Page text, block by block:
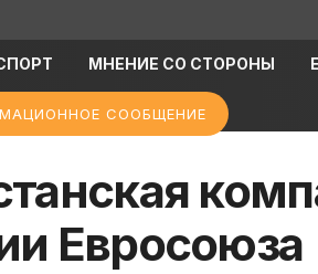
МНЕНИЕ СО СТОРОНЫ
СООБЩЕНИЕ
Евросоюза